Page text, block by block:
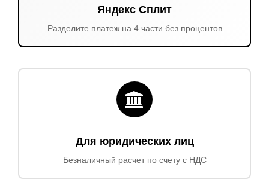
Яндекс Сплит
Разделите платеж на 4 части без процентов
Для юридических лиц
Безналичный расчет по счету с НДС